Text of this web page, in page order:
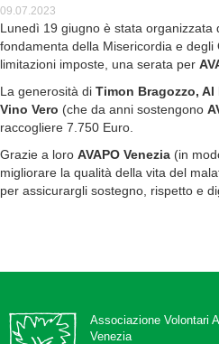
09.07.2023
Lunedì 19 giugno è stata organizzata
fondamenta della Misericordia e
limitazioni imposte, una serata per
La generosità di Timon Bragozzo, Al
Vino Vero (che da anni sostengono
raccogliere 7.750 Euro.
Grazie a loro AVAPO Venezia (in
migliorare la qualità della vita del
per assicurargli sostegno, rispetto e
Associazione Volontari
Venezia